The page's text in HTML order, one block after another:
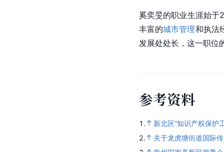
奚奕旻的职业生涯始于
丰富的城市管理和执法
发展处处长，这一职位
参考资料
1.
新北区“知识产权保护
2.
关于龙虎塘街道国际